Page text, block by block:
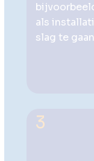
als
slag te
3